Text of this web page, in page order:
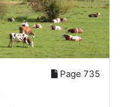
Page 735